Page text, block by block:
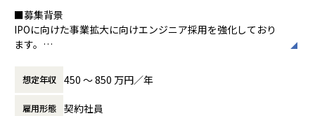
開発組織においては、現在バックエンドとフロントエンドで
専門性を持って開発しているメンバーが多いのですが、より
スピード感を持って開発を推進していくためにフルスタック
に開発ができるメンバーを募集しています。
ぜひ仲間になっていただきたいです）
■募集背景
IPOに向けた事業拡大に向けエンジニア採用を強化しており
ます。
ラスのエンジニアだけではなく、プロジェクトを円滑に推進
いただくことのできるマネジメントポジションを募集してお
ります。
想定年収 450 〜 850 万円／年
雇用形態 契約社員